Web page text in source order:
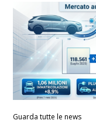
Guarda tutte le news